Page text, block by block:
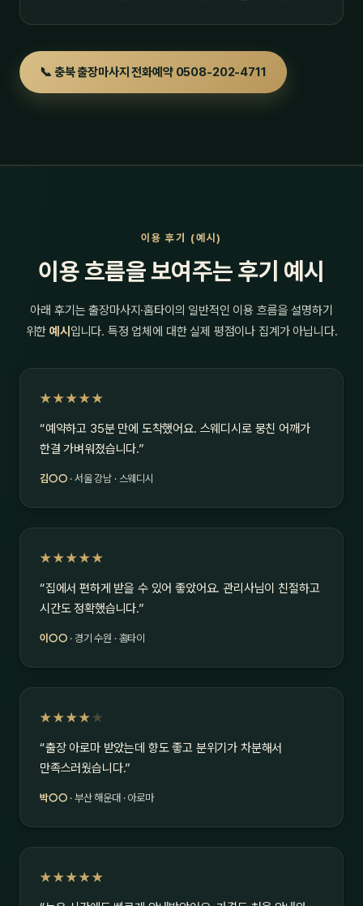
📞 충북 출장마사지 전화예약 0508-202-4711
이용 후기 (예시)
이용 흐름을 보여주는 후기 예시
아래 후기는 출장마사지·홈타이의 일반적인 이용 흐름을 설명하기
위한예시 입니다. 특정 업체에 대한 실제 평점이나 집계가 아닙니다.
★★★★★
“예약하고 35분 만에 도착했어요. 스웨디시로 뭉친 어깨가
한결 가벼워졌습니다.”
김○○ · 서울 강남 · 스웨디시
★★★★★
“집에서 편하게 받을 수 있어 좋았어요. 관리사님이 친절하고
시간도 정확했습니다.”
이○○ · 경기 수원 · 홈타이
★★★★ ★
“출장 아로마 받았는데 향도 좋고 분위기가 차분해서
만족스러웠습니다.”
박○○ · 부산 해운대 · 아로마
★★★★★